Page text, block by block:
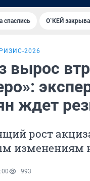
спаслись О`КЕЙ
2026
вырос
ждет
рост
изменениям
993